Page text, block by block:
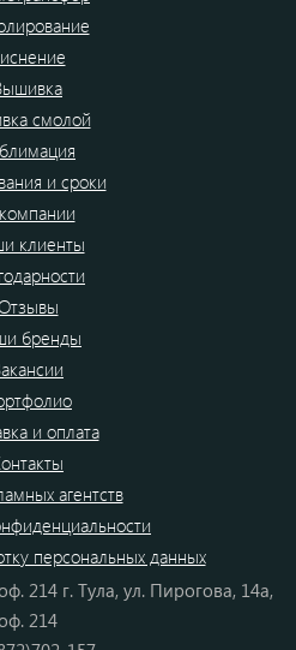
смолой
и сроки
клиенты
бренды
и оплата
агентств
персональных данных
214 г. Тула, ул. Пирогова, 14а,
214